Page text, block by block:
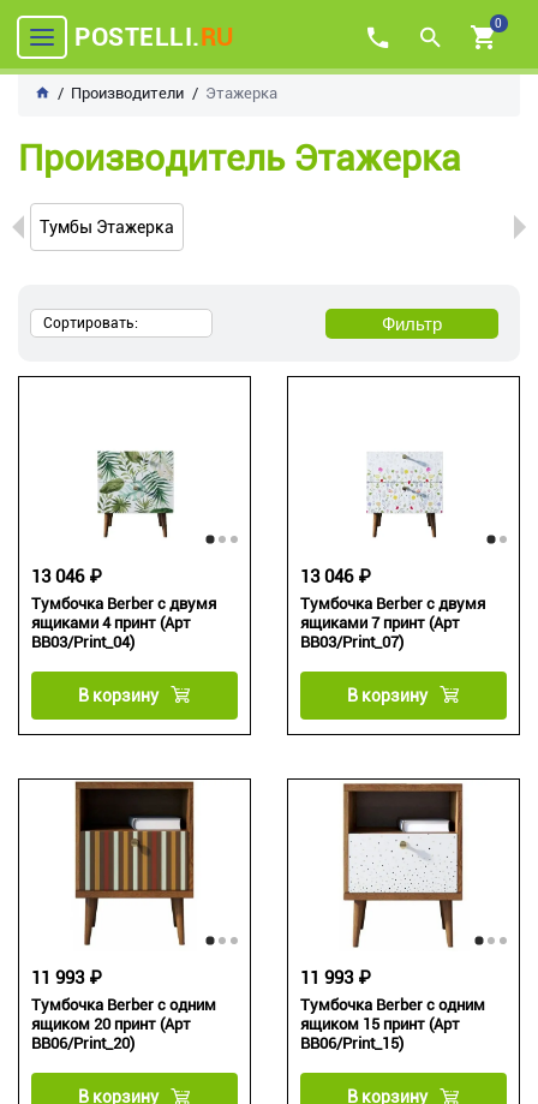
POSTELLI.RU 0
Производители Этажерка
Производитель Этажерка
Тумбы Этажерка
Сортировать: Фильтр
Тумбочка Berber с двумя
ящиками 4 принт (Арт
BB03/Print_04)
13 046 ₽
В корзину
Тумбочка Berber с двумя
ящиками 7 принт (Арт
BB03/Print_07)
13 046 ₽
В корзину
Тумбочка Berber с одним
ящиком 20 принт (Арт
BB06/Print_20)
11 993 ₽
В корзину
Тумбочка Berber с одним
ящиком 15 принт (Арт
BB06/Print_15)
11 993 ₽
В корзину